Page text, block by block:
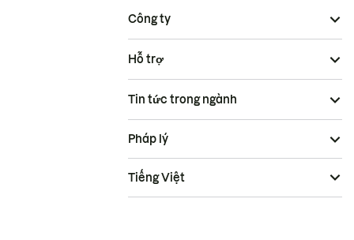
Công ty
Hỗ trợ
Tin tức trong ngành
Pháp lý
Tiếng Việt